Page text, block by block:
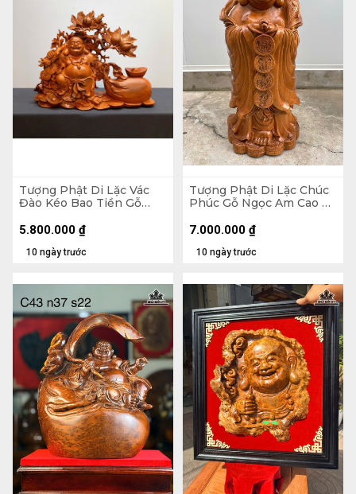
Tượng Phật Di Lặc Vác
Đào Kéo Bao Tiền Gỗ
Sâu 18 (cm)
10 ngày trước
5.800.000 ₫
Tượng Phật Di Lặc Chúc
Phúc Gỗ Ngọc Am Cao 90
10 ngày trước
7.000.000 ₫